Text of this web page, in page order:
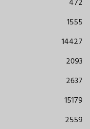
1555
14427
2093
2637
15179
2559